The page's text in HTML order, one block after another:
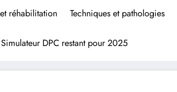
réhabilitation Techniques et pathologies
Simulateur DPC restant pour 2025